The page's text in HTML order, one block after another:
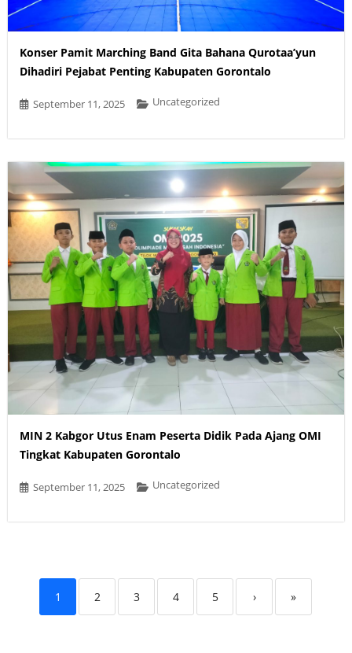
Konser Pamit Marching Band Gita Bahana Qurotaa’yun
Dihadiri Pejabat Penting Kabupaten Gorontalo
September 11, 2025 Uncategorized
MIN 2 Kabgor Utus Enam Peserta Didik Pada Ajang OMI
Tingkat Kabupaten Gorontalo
September 11, 2025 Uncategorized
1 2 3 4 5 › »